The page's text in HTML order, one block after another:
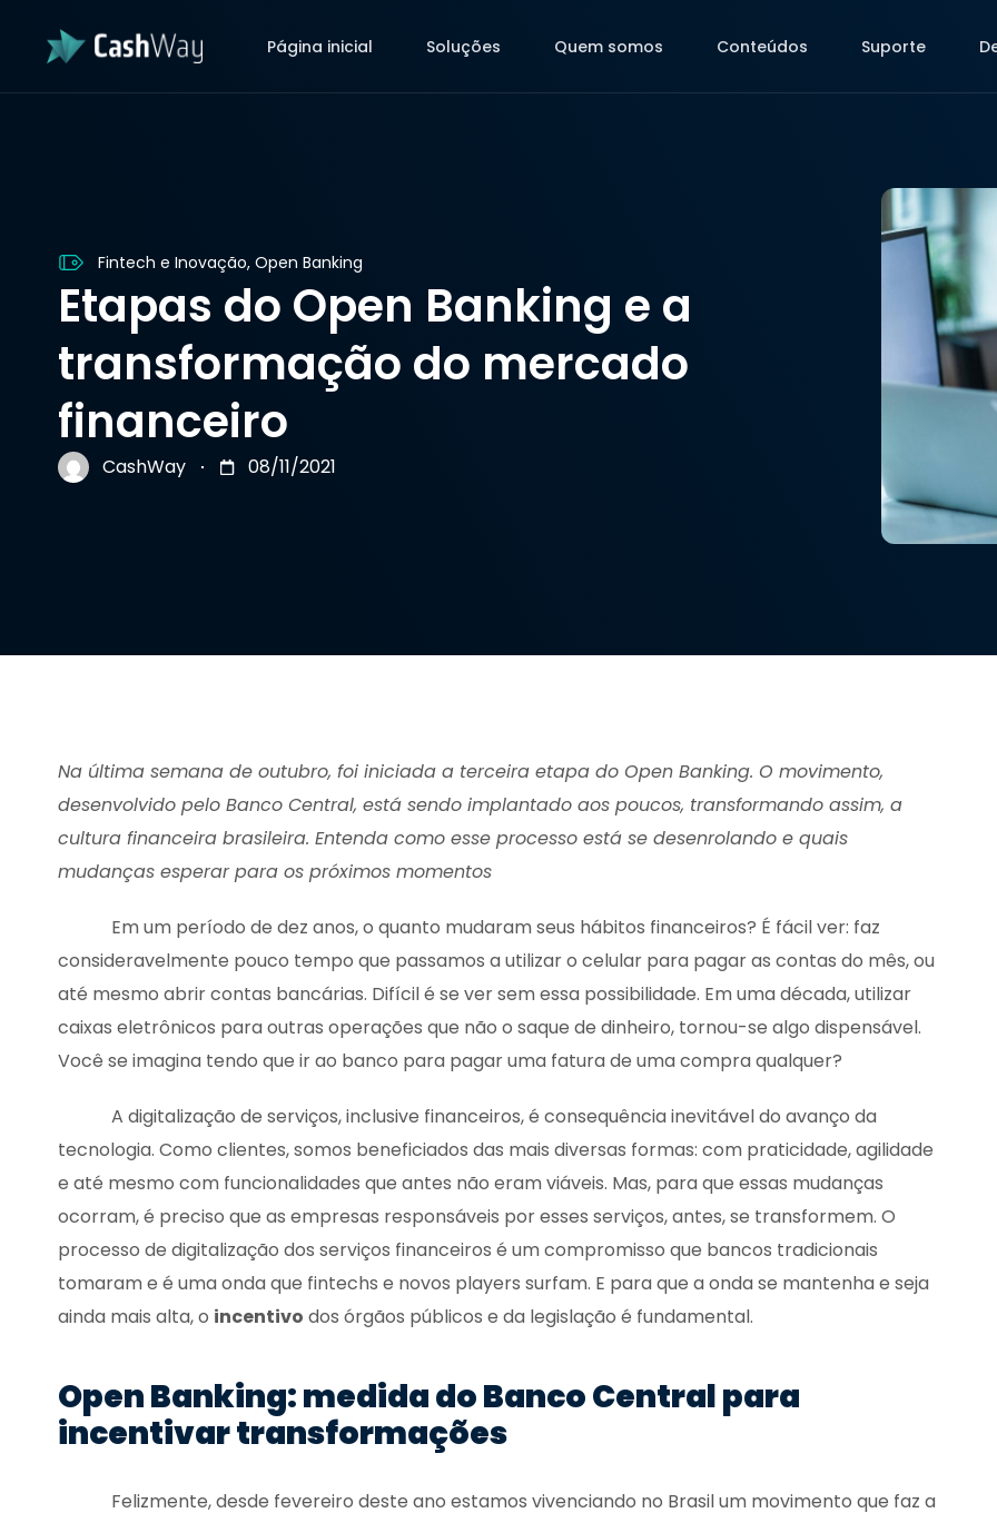
Página inicial Soluções Quem somos Conteúdos Suporte
Fintech e Inovação, Open Banking
Etapas do Open Banking e a
transformação do mercado
financeiro
CashWay 08/11/2021
Na última semana de outubro, foi iniciada a terceira etapa do Open Banking. O movimento,
desenvolvido pelo Banco Central, está sendo implantado aos poucos, transformando assim, a
cultura financeira brasileira. Entenda como esse processo está se desenrolando e quais
mudanças esperar para os próximos momentos
Em um período de dez anos, o quanto mudaram seus hábitos financeiros? É fácil ver: faz
consideravelmente pouco tempo que passamos a utilizar o celular para pagar as contas do mês, ou
até mesmo abrir contas bancárias. Difícil é se ver sem essa possibilidade. Em uma década, utilizar
caixas eletrônicos para outras operações que não o saque de dinheiro, tornou-se algo dispensável.
Você se imagina tendo que ir ao banco para pagar uma fatura de uma compra qualquer?
A digitalização de serviços, inclusive financeiros, é consequência inevitável do avanço da
tecnologia. Como clientes, somos beneficiados das mais diversas formas: com praticidade, agilidade
e até mesmo com funcionalidades que antes não eram viáveis. Mas, para que essas mudanças
ocorram, é preciso que as empresas responsáveis por esses serviços, antes, se transformem. O
processo de digitalização dos serviços financeiros é um compromisso que bancos tradicionais
tomaram e é uma onda que fintechs e novos players surfam. E para que a onda se mantenha e seja
ainda mais alta, o incentivo dos órgãos públicos e da legislação é fundamental.
Open Banking: medida do Banco Central para
incentivar transformações
Felizmente, desde fevereiro deste ano estamos vivenciando no Brasil um movimento que faz a